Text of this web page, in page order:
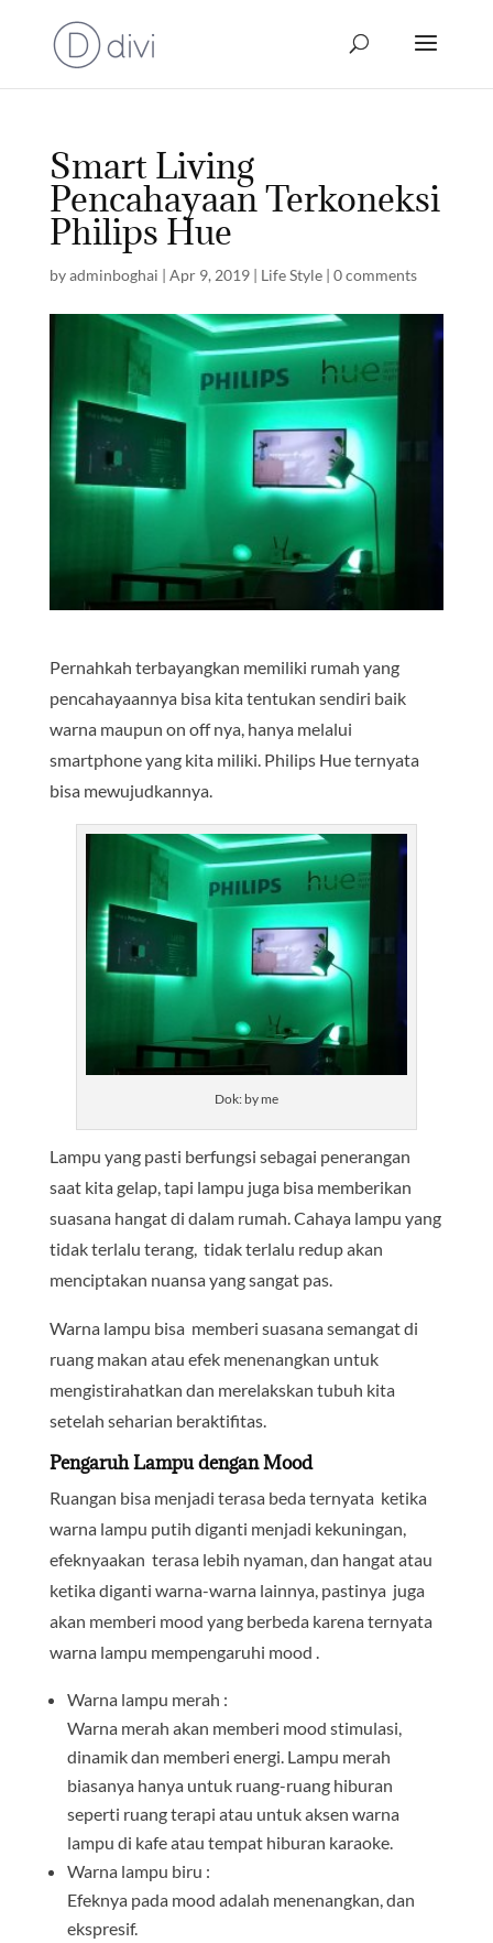
Smart Living
Pencahayaan Terkoneksi
Philips Hue
byadminboghai | Apr 9, 2019| Life Style| 0 comments
Pernahkah terbayangkan memiliki rumah yang
pencahayaannya bisa kita tentukan sendiri baik
warna maupun on off nya, hanya melalui
smartphone yang kita miliki. Philips Hue ternyata
bisa mewujudkannya.
Dok: by me
Lampu yang pasti berfungsi sebagai penerangan
saat kita gelap, tapi lampu juga bisa memberikan
suasana hangat di dalam rumah. Cahaya lampu yang
tidak terlalu terang, tidak terlalu redup akan
menciptakan nuansa yang sangat pas.
Warna lampu bisa memberi suasana semangat di
ruang makan atau efek menenangkan untuk
mengistirahatkan dan merelakskan tubuh kita
setelah seharian beraktifitas.
Pengaruh Lampu dengan Mood
Ruangan bisa menjadi terasa beda ternyata ketika
warna lampu putih diganti menjadi kekuningan,
efeknyaakan terasa lebih nyaman, dan hangat atau
ketika diganti warna-warna lainnya, pastinya juga
akan memberi mood yang berbeda karena ternyata
warna lampu mempengaruhi mood .
Warna lampu merah :
Warna merah akan memberi mood stimulasi,
dinamik dan memberi energi. Lampu merah
biasanya hanya untuk ruang-ruang hiburan
seperti ruang terapi atau untuk aksen warna
lampu di kafe atau tempat hiburan karaoke.
Warna lampu biru :
Efeknya pada mood adalah menenangkan, dan
ekspresif.